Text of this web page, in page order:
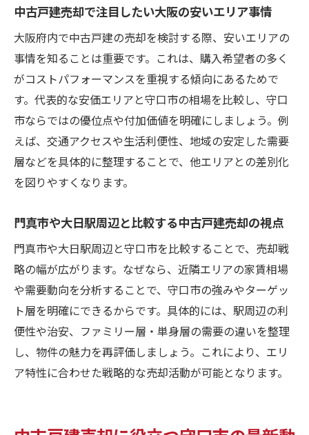
とは
家賃相場を参考にした中古戸建売却の手順
女性の一人暮らし視点で見る中古戸建売却のコ
女性目線の中古戸建売却と守口市賃貸市場
の傾向
治安の良さが中古戸建売却成約に与える影
響
却戦略
生活利便施設が豊富なエリアの中古戸建売
却術
一人暮らし女性に響く中古戸建売却アピー
ル法
大日駅周辺の需要から見る中古戸建売却の
可能性
生活利便性が影響する中古戸建売却の実態
中古戸建売却で注目したい大阪の安いエリア事情
大阪府内で中古戸建の売却を検討する際、安いエリアの
事情を知ることは重要です。これは、購入希望者の多く
がコストパフォーマンスを重視する傾向にあるためで
す。代表的な安価エリアと守口市の相場を比較し、守口
市ならではの優位点や付加価値を明確にしましょう。例
えば、交通アクセスや生活利便性、地域の安定した需要
層などを具体的に整理することで、他エリアとの差別化
を図りやすくなります。
門真市や大日駅周辺と比較する中古戸建売却の視点
門真市や大日駅周辺と守口市を比較することで、売却戦
略の幅が広がります。なぜなら、近隣エリアの家賃相場
や需要動向を分析することで、守口市の強みやターゲッ
ト層を明確にできるからです。具体的には、駅周辺の利
便性や治安、ファミリー層・単身層の需要の違いを整理
し、物件の魅力を再評価しましょう。これにより、エリ
ア特性に合わせた戦略的な売却活動が可能となります。